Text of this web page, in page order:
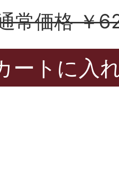
常価格 ￥
ートに入